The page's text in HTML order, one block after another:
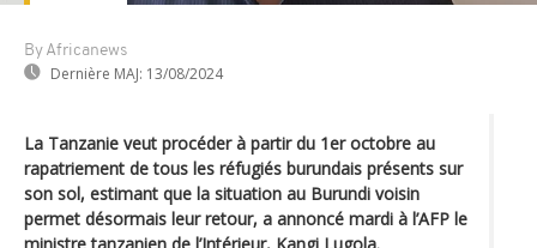
By Africanews
Dernière MAJ: 13/08/2024
La Tanzanie veut procéder à partir du 1er octobre au
rapatriement de tous les réfugiés burundais présents sur
son sol, estimant que la situation au Burundi voisin
permet désormais leur retour, a annoncé mardi à l’AFP le